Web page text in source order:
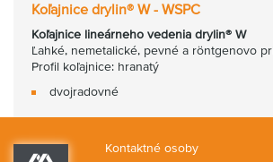
Koľajnice drylin® W - WSPC
Koľajnice lineárneho vedenia drylin® W
Ľahké, nemetalické, pevné a röntgenovo
Profil koľajnice: hranatý
dvojradovné
Kontaktné osoby